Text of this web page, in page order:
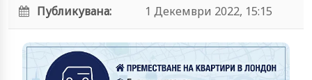
Публикувана:
1 Декември 2022, 15:15